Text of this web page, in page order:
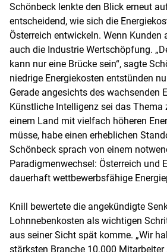
Schönbeck lenkte den Blick erneut
entscheidend, wie sich die
Österreich entwickeln. Wenn Kunden
auch die Industrie Wertschöpfung.
kann nur eine Brücke sein“, sagte
niedrige Energiekosten entstünden
Gerade angesichts des wachsenden
Künstliche Intelligenz sei das Thema
einem Land mit vielfach höheren
müsse, habe einen erheblichen
Schönbeck sprach von einem
Paradigmenwechsel: Österreich und
dauerhaft wettbewerbsfähige
Knill bewertete die angekündigte
Lohnnebenkosten als wichtigen
aus seiner Sicht spät komme. „Wir
stärksten Branche 10.000 Mitarbeiter